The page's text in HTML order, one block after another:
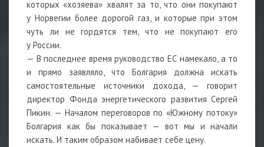
которых «хозяева» хвалят за то, что они покупают
у Норвегии более дорогой газ, и которые при этом
чуть ли не гордятся тем, что не покупают его
у России.
— В последнее время руководство ЕС намекало, а то
и прямо заявляло, что Болгария должна искать
самостоятельные источники дохода, — говорит
директор Фонда энергетического развития Сергей
Пикин. — Началом переговоров по «Южному потоку»
Болгария как бы показывает — вот мы и начали
искать. И таким образом набивает себе цену.